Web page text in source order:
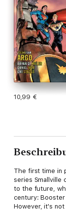
10,99 €
The first time in
series Smallville
to the future,
century:
However, it's